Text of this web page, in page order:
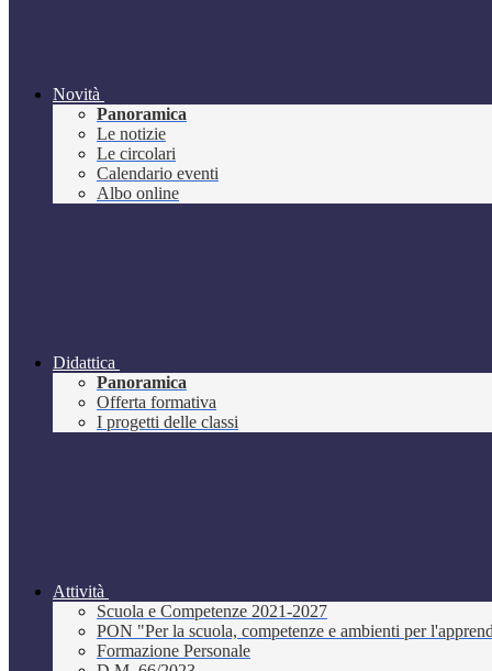
Novità
Panoramica
Le notizie
Le circolari
Calendario eventi
Albo online
Didattica
Panoramica
Offerta formativa
I progetti delle classi
Attività
Scuola e Competenze 2021-2027
PON "Per la scuola, competenze e ambienti per
Formazione Personale